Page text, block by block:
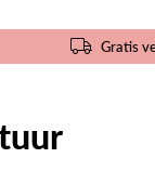
Gratis